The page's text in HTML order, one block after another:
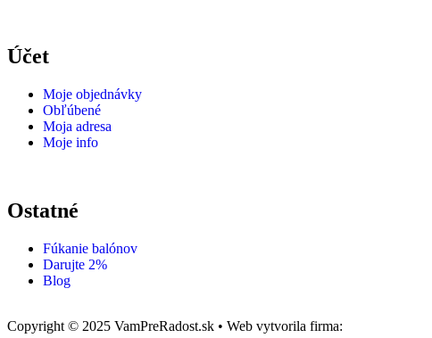
Účet
Moje objednávky
Obľúbené
Moja adresa
Moje info
Ostatné
Fúkanie balónov
Darujte 2%
Blog
Copyright © 2025 VamPreRadost.sk • Web vytvorila firma: